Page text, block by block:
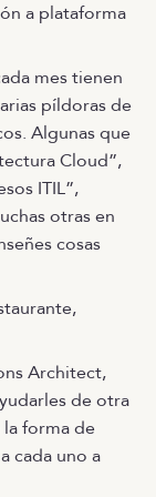
a plataforma
mes tienen
píldoras de
Algunas que
Cloud”,
ITIL”,
otras en
cosas
Architect,
de otra
la forma de
cada uno a